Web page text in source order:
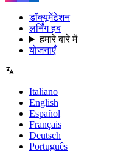
डॉक्यूमेंटेशन
लर्निंग हब
हमारे बारे में
योजनाएँ
Italiano
English
Español
Français
Deutsch
Português